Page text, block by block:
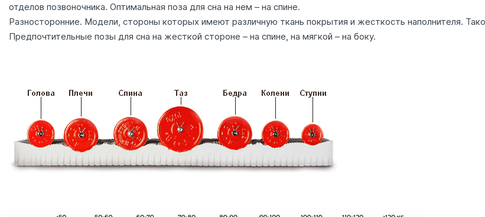
отделов позвоночника. Оптимальная поза для сна на нем – на спине.
Разносторонние. Модели, стороны которых имеют различную ткань покрытия и жесткость наполнителя.
Предпочтительные позы для сна на жесткой стороне – на спине, на мягкой – на боку.